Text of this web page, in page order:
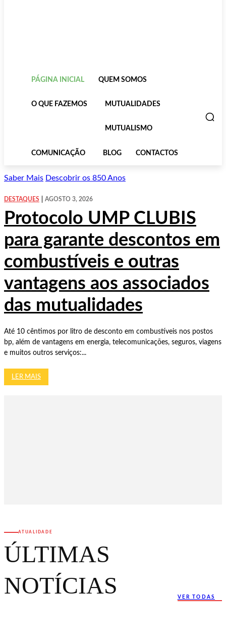
PÁGINA INICIAL QUEM SOMOS
O QUE FAZEMOS MUTUALIDADES
MUTUALISMO
COMUNICAÇÃO BLOG CONTACTOS
Saber Mais Descobrir os 850 Anos
DESTAQUES AGOSTO 3, 2026
Protocolo UMP CLUBIS
para garante descontos em
combustíveis e outras
vantagens aos associados
das mutualidades
Até 10 cêntimos por litro de desconto em combustíveis nos postos
bp, além de vantagens em energia, telecomunicações, seguros, viagens
e muitos outros serviços:...
LER MAIS
ATUALIDADE
ÚLTIMAS
NOTÍCIAS
VER TODAS